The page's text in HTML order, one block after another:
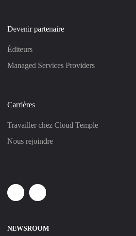
Devenir partenaire
Éditeurs
Managed Services Providers
Carrières
Travailler chez Cloud Temple
Nous rejoindre
LinkedinYoutube
NEWSROOM